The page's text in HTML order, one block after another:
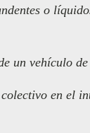
o
un vehículo de
en el